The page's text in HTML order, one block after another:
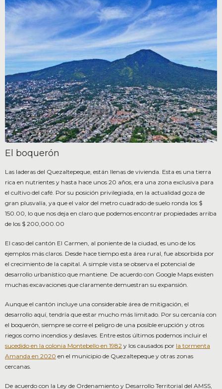
El boquerón
Las laderas del Quezaltepeque, están llenas de vivienda. Esta es una tierra
rica en nutrientes y hasta hace unos 20 años, era una zona exclusiva para
el cultivo del café. Por su posición privilegiada, en la actualidad goza de
gran plusvalía, ya que el valor del metro cuadrado de suelo ronda los $
150.00, lo que nos deja en claro que podemos encontrar propiedades arriba
de los $ 200,000.00
El caso del cantón El Carmen, al poniente de la ciudad, es uno de los
ejemplos más claros. Desde hace tiempo esta área rural, fue absorbida por
el crecimiento de la capital. A simple vista se observa el potencial de
desarrollo urbanístico que mantiene. De acuerdo con Google Maps existen
muchas excavaciones que claramente demuestran su expansión.
Aunque el cantón incluye una considerable área de mitigación, el
desarrollo aquí, tendría que estar mucho más limitado. Por su cercanía con
el boquerón, siempre se corre el peligro de una posible erupción y otros
riegos como incendios y deslaves. Entre estos últimos podemos incluir el
sucedido en la colonia Montebello en 1982 y los causados por la tormenta
Amanda en 2020 en el municipio de Quezaltepeque y otras zonas
cercanas.
De acuerdo con la Ley de Ordenamiento y Desarrollo Territorial del AMSS,